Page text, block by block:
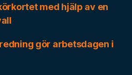
med hjälp av en
gör arbetsdagen i